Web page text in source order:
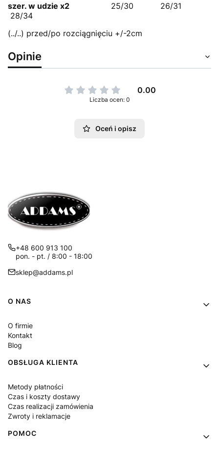
szer. w udzie x2
25/30 26/31
28/34
(../..) przed/po rozciągnięciu +/-2cm
Opinie
0.00
Liczba ocen: 0
Oceń i opisz
+48 600 913 100
pon. - pt. / 8:00 - 18:00
sklep@addams.pl
Linki w stopce
O NAS
O firmie
Kontakt
Blog
OBSŁUGA KLIENTA
Metody płatności
Czas i koszty dostawy
Czas realizacji zamówienia
Zwroty i reklamacje
POMOC